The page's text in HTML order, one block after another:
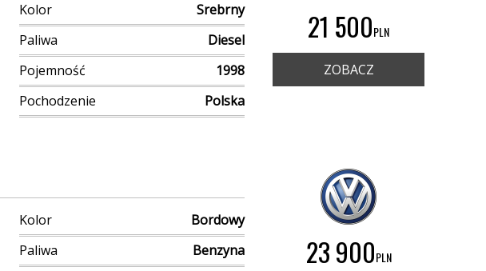
Kolor
Srebrny
Paliwa
Diesel
Pojemność
1998
Pochodzenie Polska
21 500PLN
ZOBACZ
Kolor
Bordowy
Paliwa
Benzyna
23 900PLN